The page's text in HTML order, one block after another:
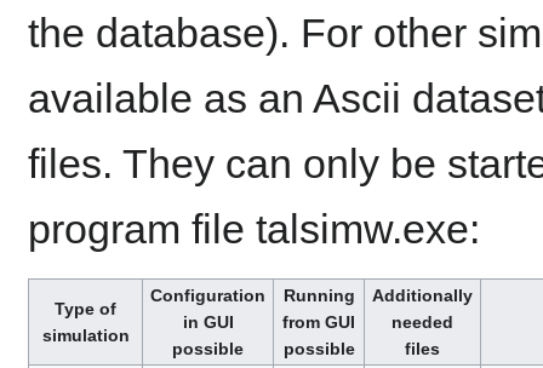
the database). For other
available as an Ascii
files. They can only be
program file talsimw.exe:
Type of
simulation
Configuration
in GUI
possible
Running
from GUI
possible
Additionally
needed
files